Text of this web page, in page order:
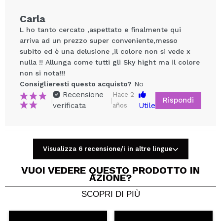
Condividi un video o una foto
Consiglieresti questo acquisto? Si No
5/5
INVIA
Carla
L ho tanto cercato ,aspettato e finalmente qui
arriva ad un prezzo super conveniente,messo
subito ed è una delusione ,il colore non si vede x
nulla !! Allunga come tutti gli Sky hight ma il colore
non si nota!!!
Consiglieresti questo acquisto? No
|
Recensione
verificata
|
Hace 2
años
Utile
Rispondi
Visualizza 6 recensione/i in altre lingue
VUOI VEDERE QUESTO PRODOTTO IN
AZIONE?
SCOPRI DI PIÙ